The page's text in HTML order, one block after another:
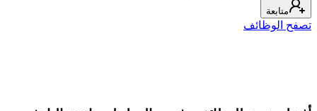
متابعة
تصفح الوظائف